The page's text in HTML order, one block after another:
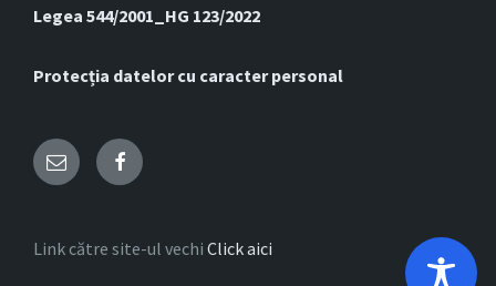
Legea 544/2001_HG 123/2022
Protecția datelor cu caracter personal
Email Facebook
Link către site-ul vechi Click aici